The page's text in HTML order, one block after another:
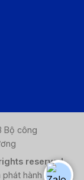
reserved.
hành lại nội